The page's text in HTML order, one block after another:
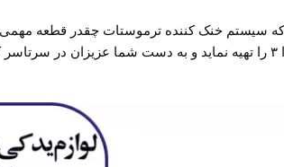
که سیستم خنک کننده ترموستات چقدر قطعه
است تا بتواند بهترین کیفیت و مناسب ترین قیمت قطعه ترموستات مزدا ۳